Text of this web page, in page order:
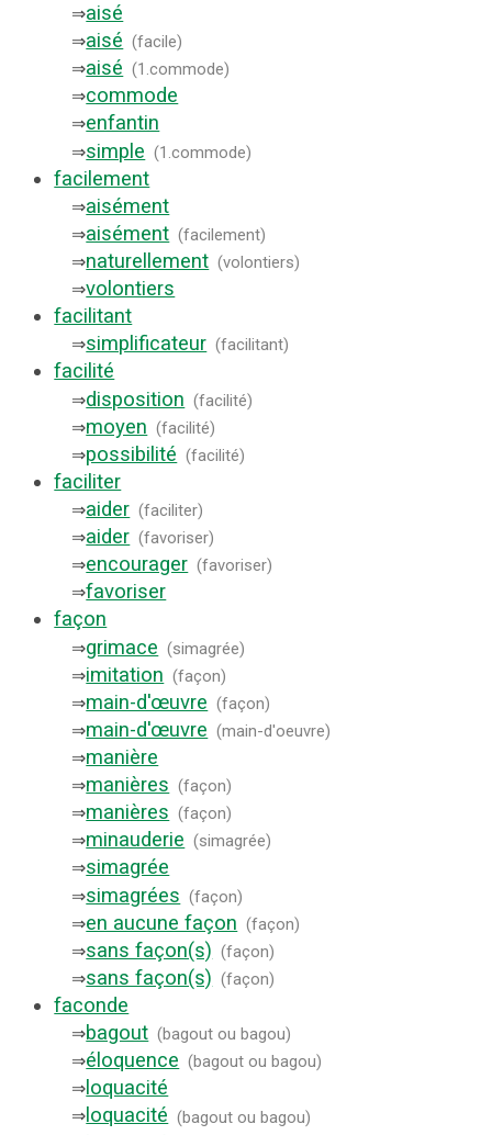
⇒aisé
⇒aisé (facile)
⇒aisé (1.commode)
⇒commode
⇒enfantin
⇒simple (1.commode)
facilement
⇒aisément
⇒aisément (facilement)
⇒naturellement (volontiers)
⇒volontiers
facilitant
⇒simplificateur (facilitant)
facilité
⇒disposition (facilité)
⇒moyen (facilité)
⇒possibilité (facilité)
faciliter
⇒aider (faciliter)
⇒aider (favoriser)
⇒encourager (favoriser)
⇒favoriser
façon
⇒grimace (simagrée)
⇒imitation (façon)
⇒main-d'œuvre (façon)
⇒main-d'œuvre (main-d'oeuvre)
⇒manière
⇒manières (façon)
⇒manières (façon)
⇒minauderie (simagrée)
⇒simagrée
⇒simagrées (façon)
⇒en aucune façon (façon)
⇒sans façon(s) (façon)
⇒sans façon(s) (façon)
faconde
⇒bagout (bagout ou bagou)
⇒éloquence (bagout ou bagou)
⇒ loquacité
⇒loquacité (bagout ou bagou)